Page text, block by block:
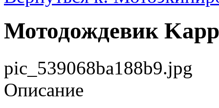
Мотодождевик
pic_539068ba188b9.jpg
Описание